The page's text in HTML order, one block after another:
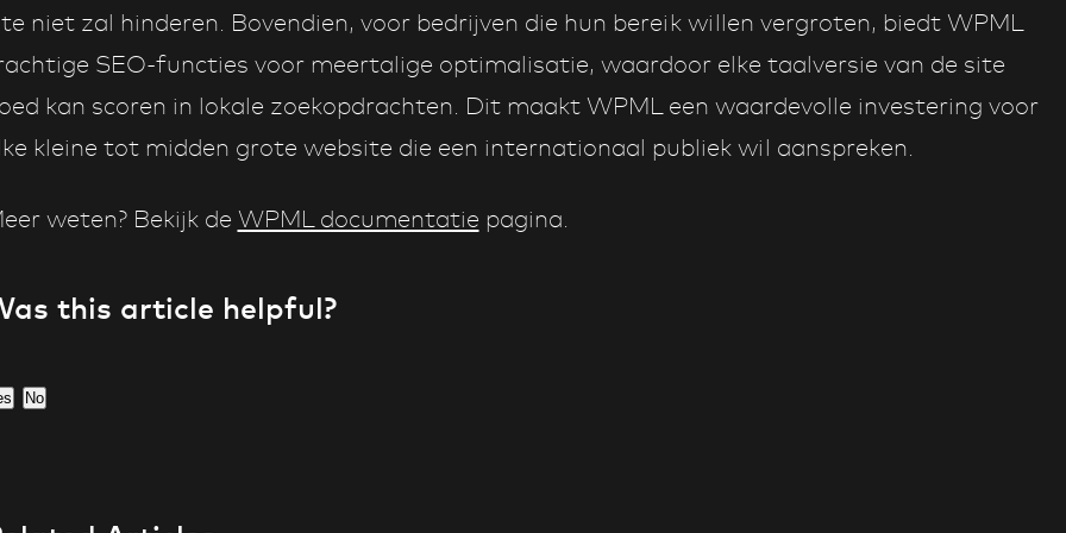
niet zal hinderen. Bovendien, voor bedrijven die hun bereik willen vergroten, biedt WPML
SEO-functies voor meertalige optimalisatie, waardoor elke taalversie van de site
kan scoren in lokale zoekopdrachten. Dit maakt WPML een waardevolle investering voor
kleine tot midden grote website die een internationaal publiek wil aanspreken.
weten? Bekijk de WPML documentatie pagina.
this article helpful?
No